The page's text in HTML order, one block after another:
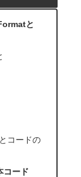
と
コードの
コード